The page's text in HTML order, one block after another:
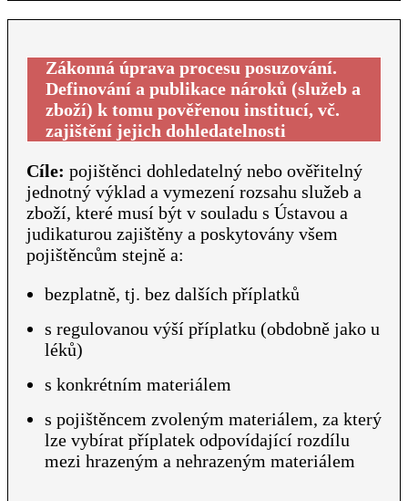
Zákonná úprava procesu posuzování.
Definování a publikace nároků (služeb a
zboží) k tomu pověřenou institucí, vč.
zajištění jejich dohledatelnosti
Cíle: pojištěnci dohledatelný nebo ověřitelný
jednotný výklad a vymezení rozsahu služeb a
zboží, které musí být v souladu s Ústavou a
judikaturou zajištěny a poskytovány všem
pojištěncům stejně a:
bezplatně, tj. bez dalších příplatků
s regulovanou výší příplatku (obdobně jako u
léků)
s konkrétním materiálem
s pojištěncem zvoleným materiálem, za který
lze vybírat příplatek odpovídající rozdílu
mezi hrazeným a nehrazeným materiálem